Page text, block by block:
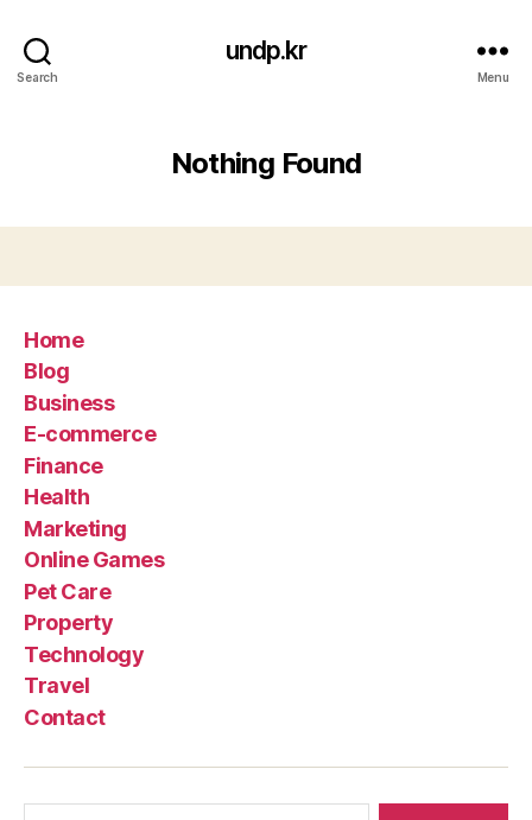
Search
undp.kr
Menu
Nothing Found
Home
Blog
Business
E-commerce
Finance
Health
Marketing
Online Games
Pet Care
Property
Technology
Travel
Contact